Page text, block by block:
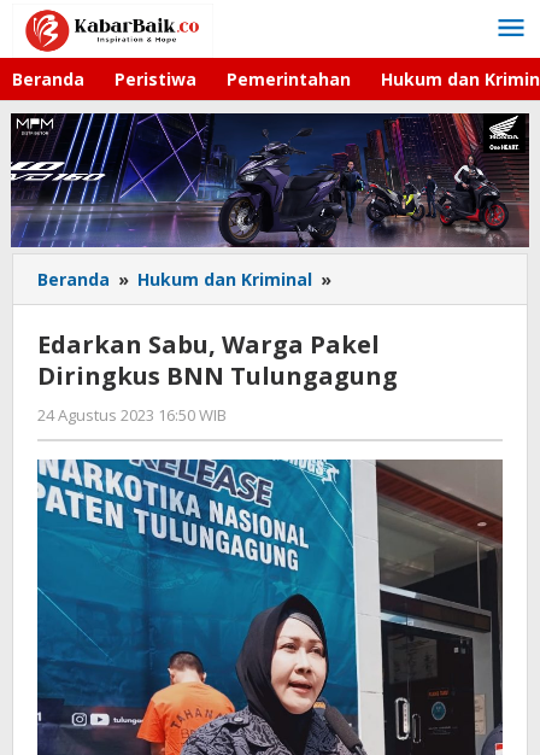
Lewati
konten
Beranda Peristiwa Pemerintahan Hukum dan
Beranda » Hukum dan Kriminal »
Sabu,
Warga
Pakel
Diringkus
Edarkan Sabu, Warga Pakel
Diringkus BNN Tulungagung
24 Agustus 2023 16:50 WIB
Gagah
Saputra